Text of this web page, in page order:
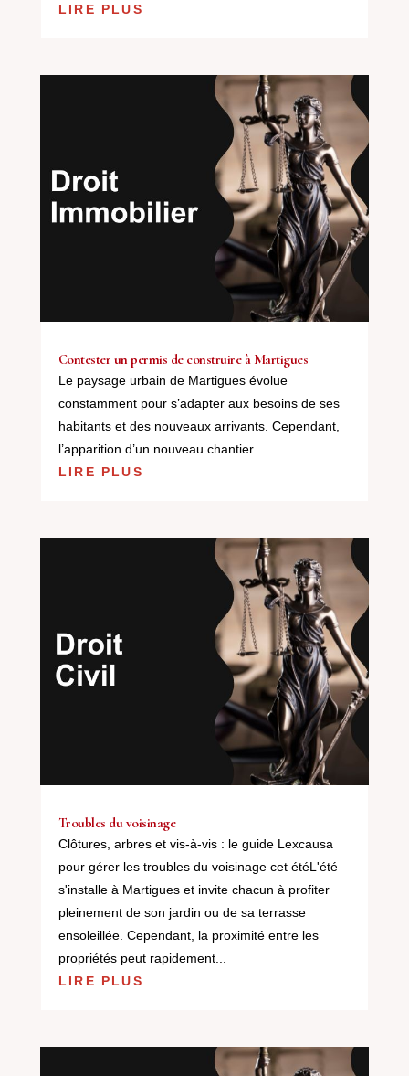
LIRE PLUS
Contester un permis de construire à Martigues
Le paysage urbain de Martigues évolue
constamment pour s’adapter aux besoins de ses
habitants et des nouveaux arrivants. Cependant,
l’apparition d’un nouveau chantier…
LIRE PLUS
Troubles du voisinage
Clôtures, arbres et vis-à-vis : le guide Lexcausa
pour gérer les troubles du voisinage cet étéL'été
s'installe à Martigues et invite chacun à profiter
pleinement de son jardin ou de sa terrasse
ensoleillée. Cependant, la proximité entre les
propriétés peut rapidement...
LIRE PLUS